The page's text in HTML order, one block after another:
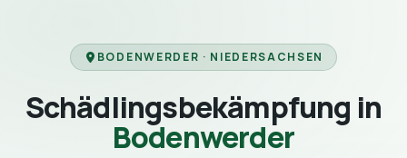
BODENWERDER · NIEDERSACHSEN
Schädlingsbekämpfung in
Bodenwerder